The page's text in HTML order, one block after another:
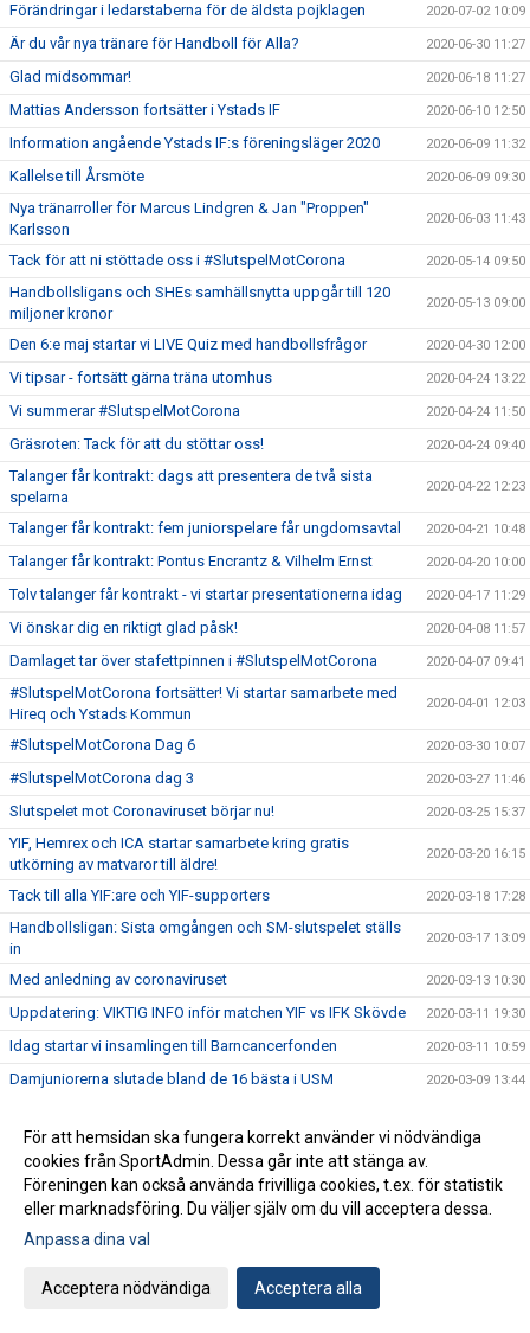
Förändringar i ledarstaberna för de äldsta pojklagen 2020-07-02 10:09
Är du vår nya tränare för Handboll för Alla? 2020-06-30 11:27
Glad midsommar! 2020-06-18 11:27
Mattias Andersson fortsätter i Ystads IF 2020-06-10 12:50
Information angående Ystads IF:s föreningsläger 2020 2020-06-09 11:32
Kallelse till Årsmöte 2020-06-09 09:30
Nya tränarroller för Marcus Lindgren & Jan "Proppen"
Karlsson
2020-06-03 11:43
Tack för att ni stöttade oss i #SlutspelMotCorona 2020-05-14 09:50
Handbollsligans och SHEs samhällsnytta uppgår till 120
miljoner kronor
2020-05-13 09:00
Den 6:e maj startar vi LIVE Quiz med handbollsfrågor 2020-04-30 12:00
Vi tipsar - fortsätt gärna träna utomhus 2020-04-24 13:22
Vi summerar #SlutspelMotCorona 2020-04-24 11:50
Gräsroten: Tack för att du stöttar oss! 2020-04-24 09:40
Talanger får kontrakt: dags att presentera de två sista
spelarna
2020-04-22 12:23
Talanger får kontrakt: fem juniorspelare får ungdomsavtal 2020-04-21 10:48
Talanger får kontrakt: Pontus Encrantz & Vilhelm Ernst 2020-04-20 10:00
Tolv talanger får kontrakt - vi startar presentationerna idag 2020-04-17 11:29
Vi önskar dig en riktigt glad påsk! 2020-04-08 11:57
Damlaget tar över stafettpinnen i #SlutspelMotCorona 2020-04-07 09:41
#SlutspelMotCorona fortsätter! Vi startar samarbete med
Hireq och Ystads Kommun
2020-04-01 12:03
#SlutspelMotCorona Dag 6 2020-03-30 10:07
#SlutspelMotCorona dag 3 2020-03-27 11:46
Slutspelet mot Coronaviruset börjar nu! 2020-03-25 15:37
YIF, Hemrex och ICA startar samarbete kring gratis
utkörning av matvaror till äldre!
2020-03-20 16:15
Tack till alla YIF:are och YIF-supporters 2020-03-18 17:28
Handbollsligan: Sista omgången och SM-slutspelet ställs
in
2020-03-17 13:09
Med anledning av coronaviruset 2020-03-13 10:30
Uppdatering: VIKTIG INFO inför matchen YIF vs IFK Skövde 2020-03-11 19:30
Idag startar vi insamlingen till Barncancerfonden 2020-03-11 10:59
Damjuniorerna slutade bland de 16 bästa i USM 2020-03-09 13:44
Våra två P14-lag åker iväg för att spela USM i helgen 2020-03-05 16:41
F18 spelar USM steg 4 i Ystad Arena 7-8 mars 2020-03-05 13:48
Utdelning av fribiljetter till matchen YIF vs IFK Skövde 2020-03-03 16:34
USM: Motståndarlagen för våra 6 lag är satta
Flick- och damhandbollens dag 15:e mars
Välkommen till föreläsning med Allan Lundbladh
För att hemsidan ska fungera korrekt använder vi nödvändiga
cookies från SportAdmin. Dessa går inte att stänga av.
Föreningen kan också använda frivilliga cookies, t.ex. för statistik
eller marknadsföring. Du väljer själv om du vill acceptera dessa.
Anpassa dina val
Acceptera nödvändiga Acceptera alla